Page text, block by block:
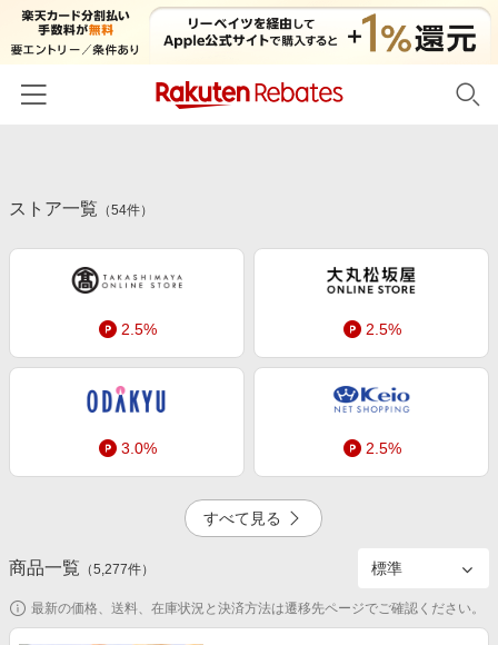
カテゴリー一覧
百貨店・総合ECモール
ファッション・インナー・小物
食品・スイーツ・お酒
日用品・キッチン用品
コスメ・健康・医薬品
キッズ・ベビー用品
家電・PC・スマホ・カメラ
ペット・花・DIY・車
初回購入者限定特典
新着ストアのご紹介
電子書籍特集
旅行特集
わくわく夏特集
とことん買い物チャレンジ
友達紹介
楽天IDでログイン/会員登録
ストア一覧 （54件）
2.5% 2.5%
3.0% 2.5%
2.5% 4.5%
すべて見る
商品一覧 （5,277件）
最新の価格、送料、在庫状況と決済方法は遷移先ページでご確認ください。